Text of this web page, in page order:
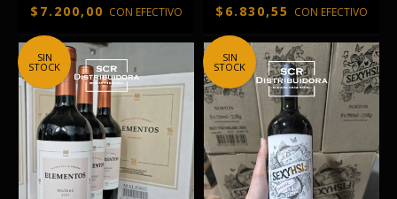
$7.200,00 CON EFECTIVO $6.830,55 CON EFECTIVO
SIN
STOCK
SIN
STOCK